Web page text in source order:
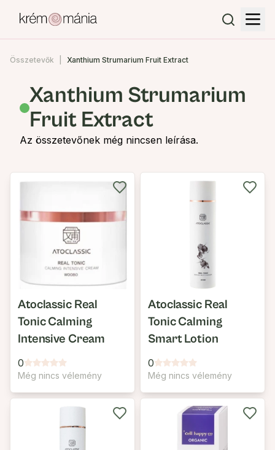
Összetevők Xanthium Strumarium Fruit Extract
Xanthium Strumarium
Fruit Extract
Az összetevőnek még nincsen leírása.
Atoclassic Real
Tonic Calming
Intensive Cream
0
Még nincs vélemény
Atoclassic Real
Tonic Calming
Smart Lotion
0
Még nincs vélemény